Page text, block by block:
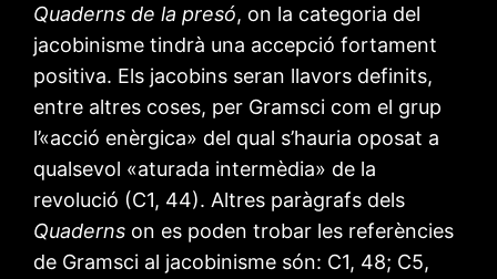
Quaderns de la presó, on la categoria del
jacobinisme tindrà una accepció fortament
positiva. Els jacobins seran llavors definits,
entre altres coses, per Gramsci com el grup
l’«acció enèrgica» del qual s’hauria oposat a
qualsevol «aturada intermèdia» de la
revolució (C1, 44). Altres paràgrafs dels
Quaderns on es poden trobar les referències
de Gramsci al jacobinisme són: C1, 48; C5,